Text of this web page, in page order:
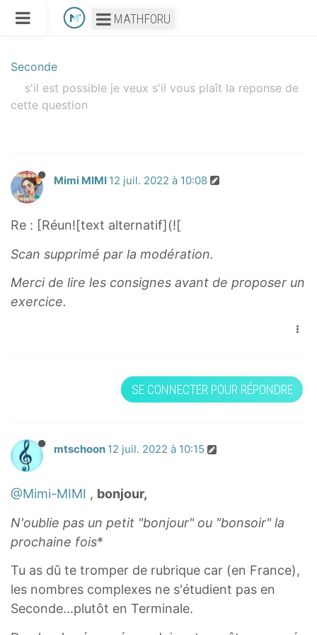
MATHFORU
Seconde
s'il est possible je veux s'il vous plaît la reponse de
cette question
Mimi MIMI 12 juil. 2022 à 10:08
Re : [Réun![text alternatif](![
Scan supprimé par la modération.
Merci de lire les consignes avant de proposer un
exercice.
SE CONNECTER POUR RÉPONDRE
mtschoon 12 juil. 2022 à 10:15
@Mimi-MIMI , bonjour,
N'oublie pas un petit "bonjour" ou "bonsoir" la
prochaine fois*
Tu as dû te tromper de rubrique car (en France),
les nombres complexes ne s'étudient pas en
Seconde...plutôt en Terminale.